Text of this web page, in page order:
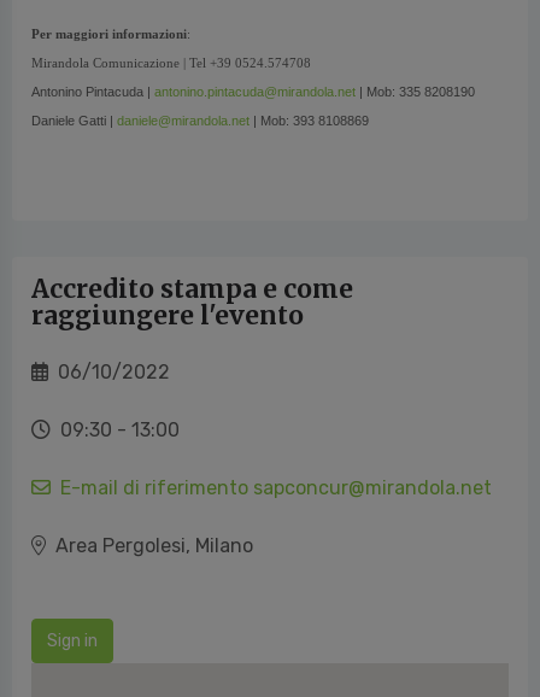
Per maggiori informazioni:
Mirandola Comunicazione | Tel +39 0524.574708
Antonino Pintacuda | antonino.pintacuda@mirandola. net | Mob: 335 8208190
Daniele Gatti | daniele@mirandola.net | Mob: 393 8108869
Accredito stampa e come
raggiungere l'evento
06/10/2022
09:30 - 13:00
E-mail di riferimento sapconcur@mirandola.net
Area Pergolesi, Milano
Sign in